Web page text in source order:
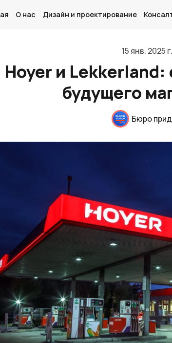
Условия
О нас Дизайн и проектирование
15 янв. 2025 г.
Hoyer и Lekkerland:
будущего
Бюро